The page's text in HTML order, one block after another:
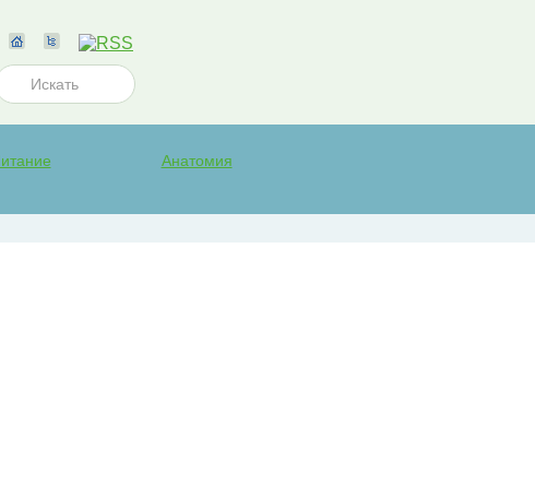
Анатомия